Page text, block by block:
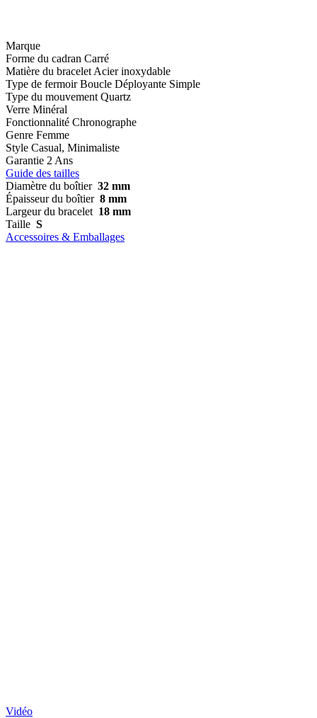
Marque
Forme du cadran Carré
Matière du bracelet Acier inoxydable
Type de fermoir Boucle Déployante Simple
Type du mouvement Quartz
Verre Minéral
Fonctionnalité Chronographe
Genre Femme
Style Casual, Minimaliste
Garantie 2 Ans
Guide des tailles
Diamètre du boîtier 32 mm
Épaisseur du boîtier 8 mm
Largeur du bracelet 18 mm
Taille S
Accessoires & Emballages
Vidéo